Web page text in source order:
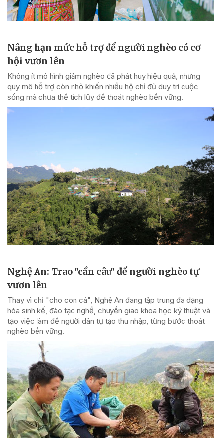
Nâng hạn mức hỗ trợ để người nghèo có cơ
hội vươn lên
Không ít mô hình giảm nghèo đã phát huy hiệu quả, nhưng
quy mô hỗ trợ còn nhỏ khiến nhiều hộ chỉ đủ duy trì cuộc
sống mà chưa thể tích lũy để thoát nghèo bền vững.
Nghệ An: Trao "cần câu" để người nghèo tự
vươn lên
Thay vì chỉ "cho con cá", Nghệ An đang tập trung đa dạng
hóa sinh kế, đào tạo nghề, chuyển giao khoa học kỹ thuật và
tạo việc làm để người dân tự tạo thu nhập, từng bước thoát
nghèo bền vững.